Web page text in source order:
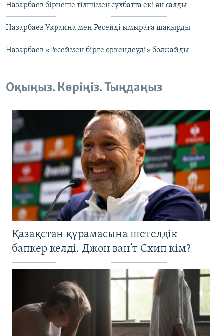
Назарбаев бірнеше тілшімен сұхбатта екі ән салды
Назарбаев Украина мен Ресейді ымыраға шақырды
Назарбаев «Ресеймен бірге өркендеуді» болжайды
Оқыңыз. Көріңіз. Тыңдаңыз
Қазақстан құрамасына шетелдік
бапкер келді. Джон ван’т Схип кім?